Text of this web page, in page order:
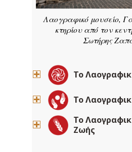
Λαογραφικό μουσείο,
κτηρίου από τον
Σωτήρης
Το
Το
Το
Ζωής